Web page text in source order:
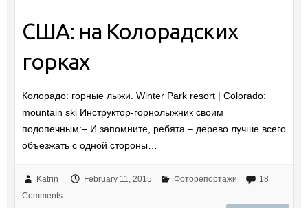
США: на Колорадских
горках
Колорадо: горные лыжи. Winter Park resort | Colorado:
mountain ski Инструктор-горнолыжник своим
подопечным:– И запомните, ребята – дерево лучше всего
объезжать с одной стороны…
Katrin February 11, 2015 Фоторепортажи
18
Comments